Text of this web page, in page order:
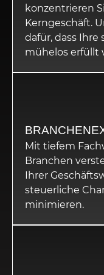
konzentrieren
Kerngeschäft.
dafür, dass
mühelos erfüllt
Mit tiefem
Branchen
Ihrer
steuerliche
minimieren.